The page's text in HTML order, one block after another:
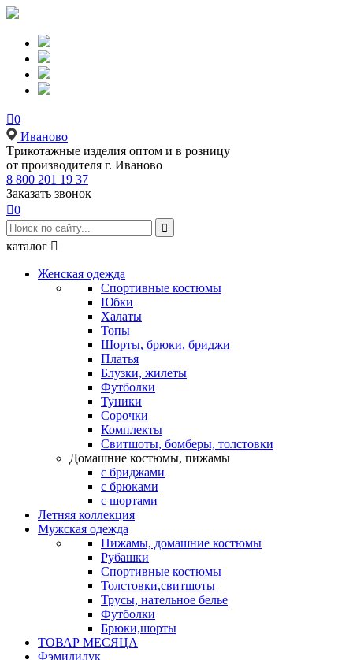
0
Иваново
Tрикотажные изделия оптом и в розницу
от производителя г. Иваново
8 800 201 19 37
Заказать звонок
0

каталог 
Женская одежда
Спортивные костюмы
Юбки
Халаты
Топы
Шорты, брюки, бриджи
Платья
Блузки, жилеты
Футболки
Туники
Сорочки
Комплекты
Свитшоты, бомберы, толстовки
Домашние костюмы, пижамы
с бриджами
с брюками
с шортами
Летняя коллекция
Мужская одежда
Пижамы, домашние костюмы
Рубашки
Спортивные костюмы
Толстовки,свитшоты
Трусы, нательное белье
Футболки
Брюки,шорты
ТОВАР МЕСЯЦА
Фэмилилук